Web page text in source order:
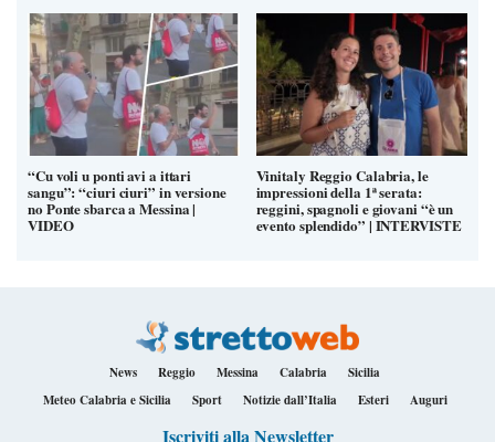
“Cu voli u ponti avi a ittari
sangu”: “ciuri ciuri” in versione
no Ponte sbarca a Messina |
VIDEO
Vinitaly Reggio Calabria, le
impressioni della 1ª serata:
reggini, spagnoli e giovani “è un
evento splendido” | INTERVISTE
News Reggio Messina Calabria
Sicilia
Meteo Calabria e Sicilia
Sport Notizie dall’Italia Esteri Auguri
Iscriviti alla Newsletter